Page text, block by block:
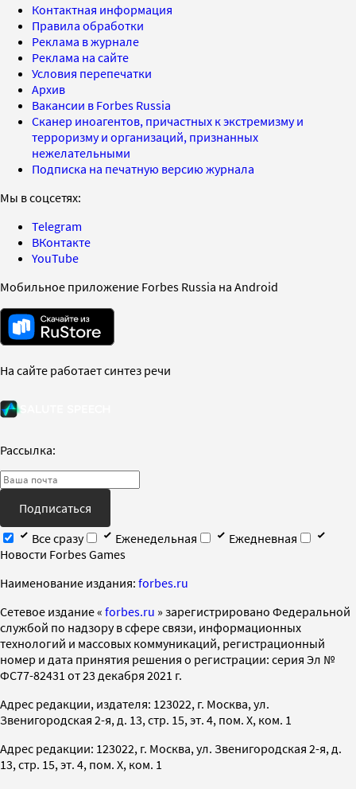
Контактная информация
Правила обработки
Реклама в журнале
Реклама на сайте
Условия перепечатки
Архив
Вакансии в Forbes Russia
Сканер иноагентов, причастных к экстремизму и
терроризму и организаций, признанных
нежелательными
Подписка на печатную версию журнала
Мы в соцсетях:
Telegram
ВКонтакте
YouTube
Мобильное приложение Forbes Russia на Android
На сайте работает синтез речи
Рассылка:
Подписаться
Все сразу
Еженедельная
Ежедневная
Новости Forbes Games
Наименование издания: forbes.ru
Cетевое издание « forbes.ru » зарегистрировано Федеральной
службой по надзору в сфере связи, информационных
технологий и массовых коммуникаций, регистрационный
номер и дата принятия решения о регистрации: серия Эл №
ФС77-82431 от 23 декабря 2021 г.
Адрес редакции, издателя: 123022, г. Москва, ул.
Звенигородская 2-я, д. 13, стр. 15, эт. 4, пом. X, ком. 1
Адрес редакции: 123022, г. Москва, ул. Звенигородская 2-я, д.
13, стр. 15, эт. 4, пом. X, ком. 1